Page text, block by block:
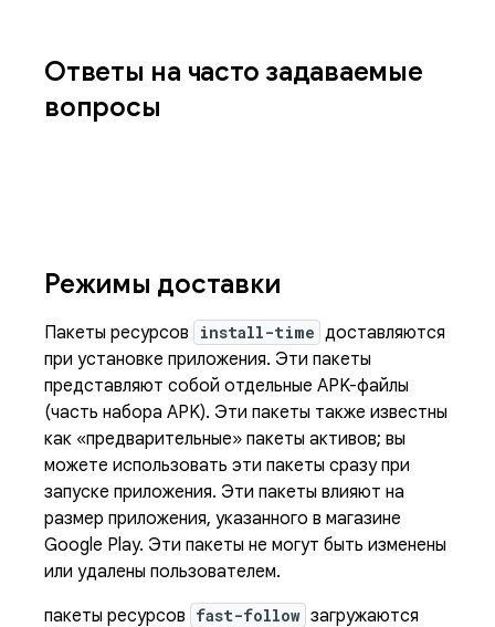
Ответы на часто задаваемые
вопросы
Режимы доставки
Пакеты ресурсов install-time доставляются
при установке приложения. Эти пакеты
представляют собой отдельные APK-файлы
(часть набора APK). Эти пакеты также известны
как «предварительные» пакеты активов; вы
можете использовать эти пакеты сразу при
запуске приложения. Эти пакеты влияют на
размер приложения, указанного в магазине
Google Play. Эти пакеты не могут быть изменены
или удалены пользователем.
пакеты ресурсов fast-follow загружаются